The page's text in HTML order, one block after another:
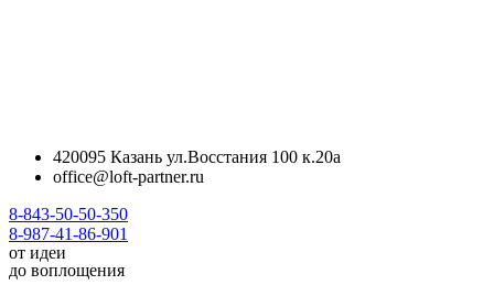
420095 Казань ул.Восстания 100 к.20а
office@loft-partner.ru
8-843-50-50-350
8-987-41-86-901
от идеи
до воплощения